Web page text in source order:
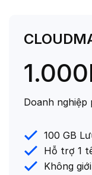
Doanh
100 GB
Hỗ trợ 1
Không